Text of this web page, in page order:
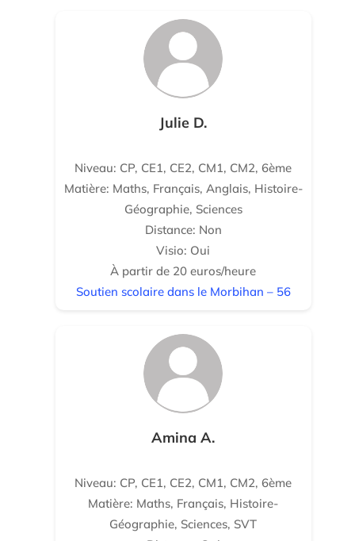
Julie D.
Niveau: CP, CE1, CE2, CM1, CM2, 6ème
Matière: Maths, Français, Anglais, Histoire-
Géographie, Sciences
Distance: Non
Visio: Oui
À partir de 20 euros/heure
Soutien scolaire dans le Morbihan – 56
Amina A.
Niveau: CP, CE1, CE2, CM1, CM2, 6ème
Matière: Maths, Français, Histoire-
Géographie, Sciences, SVT